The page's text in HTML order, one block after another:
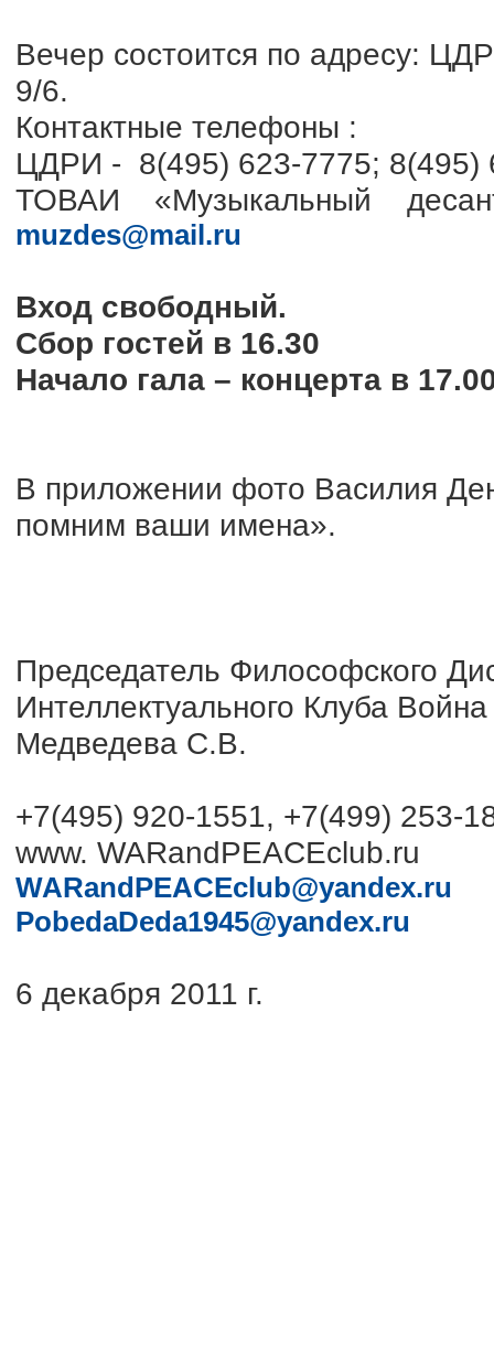
Вечер состоится по адресу:
9/6.
Контактные телефоны :
ЦДРИ - 8(495) 623-7775; 8(495)
ТОВАИ «Музыкальный
muzdes@mail.ru
Вход свободный.
Сбор гостей в 16.30
Начало гала – концерта в
В приложении фото Василия
помним ваши имена».
Председатель Философского
Интеллектуального Клуба
Медведева С.В.
+7(495) 920-1551, +7(499) 253-
www. WARandPEACEclub.ru
WARandPEACEclub@yandex.ru
PobedaDeda1945@yandex.ru
6 декабря 2011 г.